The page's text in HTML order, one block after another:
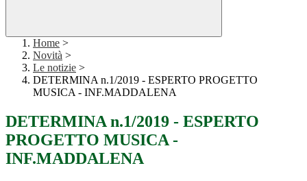
Home >
Novità >
Le notizie >
DETERMINA n.1/2019 - ESPERTO PROGETTO
MUSICA - INF.MADDALENA
DETERMINA n.1/2019 - ESPERTO
PROGETTO MUSICA -
INF.MADDALENA